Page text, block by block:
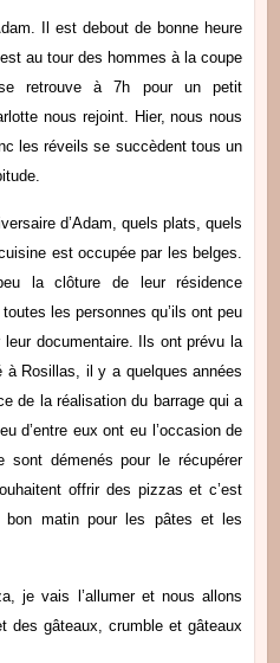
Il est debout de bonne heure
au tour des hommes à la coupe
retrouve à 7h pour un petit
nous rejoint. Hier, nous nous
les réveils se succèdent tous un
d’Adam, quels plats, quels
est occupée par les belges.
la clôture de leur résidence
les personnes qu’ils ont peu
documentaire. Ils ont prévu la
à Rosillas, il y a quelques années
de la réalisation du barrage qui a
d’entre eux ont eu l’occasion de
sont démenés pour le récupérer
offrir des pizzas et c’est
bon matin pour les pâtes et les
je vais l’allumer et nous allons
des gâteaux, crumble et gâteaux